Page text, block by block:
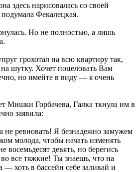
здесь нарисовалась со своей
Фекалецкая.
Но не полностью, а лишь
грохотал на всю квартиру так,
шутку. Хочет поцеловать Вам
но имейте в виду — я очень
Мишки Горбачева, Галка ткнула им в
заявила:
ревновать! Я безнадежно замужем
молода, чтобы начать изменять
восемьдесят девять, но берегись
все тяжкие! Ты знаешь, что на
— хоть в бассейн себе заливай и